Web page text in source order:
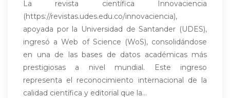
La revista científica Innovaciencia
(https://revistas.udes.edu.co/innovaciencia),
apoyada por la Universidad de Santander (UDES),
ingresó a Web of Science (WoS), consolidándose
en una de las bases de datos académicas más
prestigiosas a nivel mundial. Este ingreso
representa el reconocimiento internacional de la
calidad científica y editorial que la...